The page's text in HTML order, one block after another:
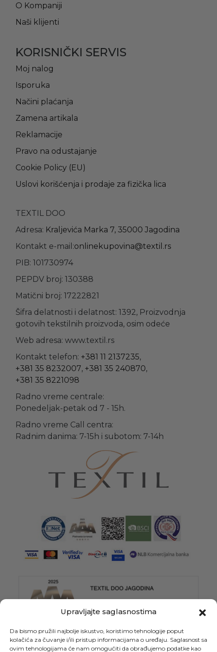
Upravljajte saglasnostima
Da bismo pružili najbolje iskustvo, koristimo tehnologije poput
kolačića za čuvanje i/ili pristup informacijama o uređaju. Saglasnost sa
ovim tehnologijama će nam omogućiti da obrađujemo podatke kao
O Kompaniji
Naši klijenti
KORISNIČKI SERVIS
Moj nalog
Isporuka
Načini plaćanja
Zamena artikala
Reklamacije
Pravo na odustajanje
Cookie Policy (EU)
Uslovi korišćenja i prodaje za fizička lica
TEXTIL DOO
Adresa: Kraljevića Marka 7, 35000 Jagodina
Kontakt e-mail:onlinekupovina@textil.rs
PIB: 101730974
PEPDV broj: 130388
Matični broj: 17222821
Šifra delatnosti i delatnost: 1392, Proizvodnja
gotovih tekstilnih proizvoda, osim odeće
Web adresa: www.textil.rs
Kontakt telefon: +381 11 2137235,
+381 35 8232007, +381 35 240870,
+381 35 8221098
Radno vreme centrale:
Ponedeljak-petak od 7 - 15h.
Radno vreme Call centra:
Radnim danima: 7-15h i subotom: 7-14h